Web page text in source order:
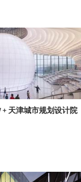
+ 天津城市规划设计院